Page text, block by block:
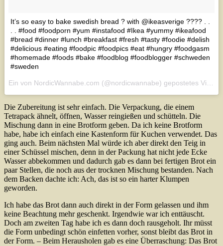
It’s so easy to bake swedish bread ? with @ikeasverige ???? . .
. . #food #foodporn #yum #instafood #Ikea #yummy #ikeafood
#bread #dinner #lunch #breakfast #fresh #tasty #foodie #delish
#delicious #eating #foodpic #foodpics #eat #hungry #foodgasm
#homemade #foods #bake #foodblog #foodblogger #schweden
#sweden
Ein von NordicWannabe.com (@nordicwannabe) gepostetes Video am
Die Zubereitung ist sehr einfach. Die Verpackung, die einem
Tetrapack ähnelt, öffnen, Wasser reingießen und schütteln. Die
Mischung dann in eine Brotform geben. Da ich keine Brotform
habe, habe ich einfach eine Kastenform für Kuchen verwendet. Das
ging auch. Beim nächsten Mal würde ich aber direkt den Teig in
einer Schüssel mischen, denn in der Packung hat nicht jede Ecke
Wasser abbekommen und dadurch gab es dann bei fertigen Brot ein
paar Stellen, die noch aus der trocknen Mischung bestanden. Nach
dem Backen dachte ich: Ach, das ist so ein harter Klumpen
geworden.
Ich habe das Brot dann auch direkt in der Form gelassen und ihm
keine Beachtung mehr geschenkt. Irgendwie war ich enttäuscht.
Doch am zweiten Tag habe ich es dann doch rausgeholt. Ihr müsst
die Form unbedingt schön einfetten vorher, sonst bleibt das Brot in
der Form. – Beim Herausholen gab es eine Überraschung: Das Brot